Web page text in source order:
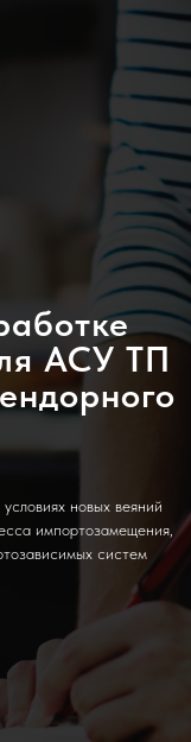
АСУ ТП
новых веяний
импортозамещения,
систем